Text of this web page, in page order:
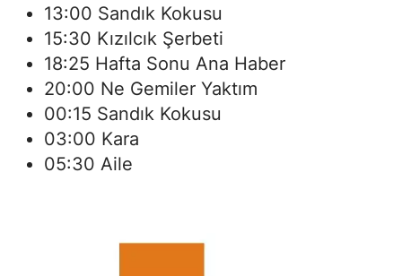
13:00 Sandık Kokusu
15:30 Kızılcık Şerbeti
18:25 Hafta Sonu Ana Haber
20:00 Ne Gemiler Yaktım
00:15 Sandık Kokusu
03:00 Kara
05:30 Aile